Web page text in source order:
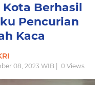
Berhasil
Pencurian
Kaca
08, 2023 WIB | 0Views